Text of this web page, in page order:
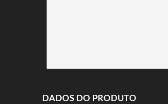
DADOS DO PRODUTO